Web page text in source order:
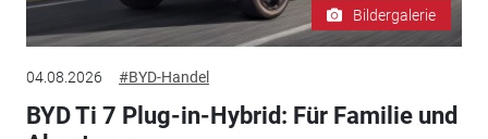
Bildergalerie
04.08.2026 #BYD-Handel
BYD Ti 7 Plug-in-Hybrid: Für Familie und